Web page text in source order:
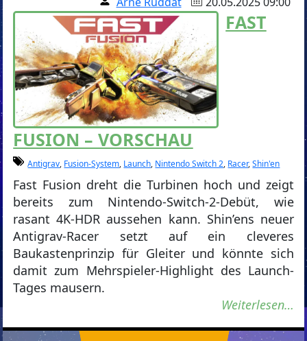
FAST
FUSION – VORSCHAU
Antigrav, Fusion-System, Launch, Nintendo Switch 2, Racer,Shin'en
Fast Fusion dreht die Turbinen hoch und zeigt
bereits zum Nintendo-Switch-2-Debüt, wie
rasant 4K-HDR aussehen kann. Shin’ens neuer
Antigrav-Racer setzt auf ein cleveres
Baukastenprinzip für Gleiter und könnte sich
damit zum Mehrspieler-Highlight des Launch-
Tages mausern.
Weiterlesen…